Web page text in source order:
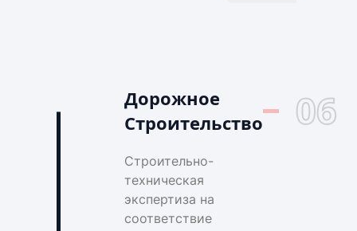
Дорожное
Строительство
06
Строительно-
техническая
экспертиза на
соответствие